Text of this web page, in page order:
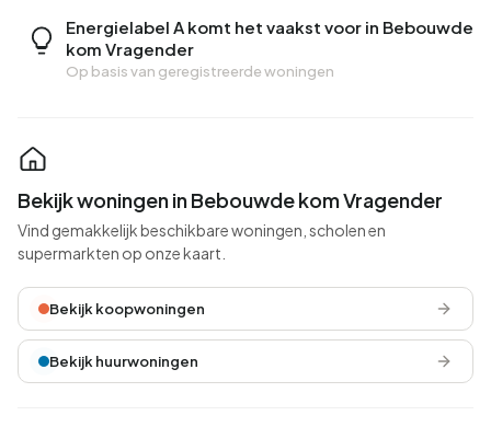
Energielabel A komt het vaakst voor in Bebouwde
kom Vragender
Op basis van geregistreerde woningen
Bekijk woningen in Bebouwde kom Vragender
Vind gemakkelijk beschikbare woningen, scholen en
supermarkten op onze kaart.
Bekijk koopwoningen
Bekijk huurwoningen